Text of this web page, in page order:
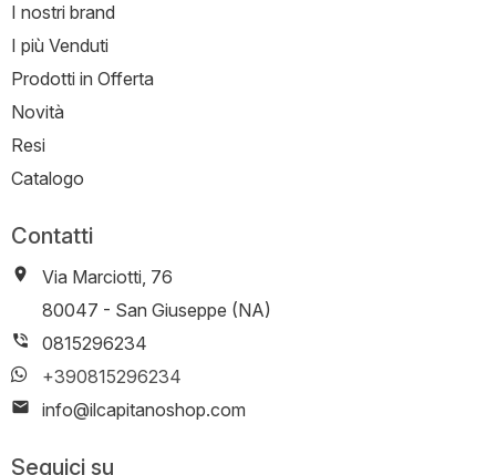
I nostri brand
I più Venduti
Prodotti in Offerta
Novità
Resi
Catalogo
Contatti
Via Marciotti, 76
-
80047 - San Giuseppe (NA)
0815296234
+390815296234
info@ilcapitanoshop.com
Seguici su